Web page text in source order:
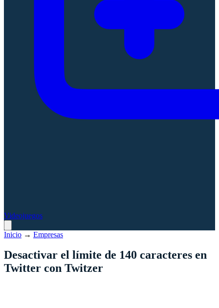
Videojuegos
Inicio → Empresas
Desactivar el límite de 140 caracteres en
Twitter con Twitzer